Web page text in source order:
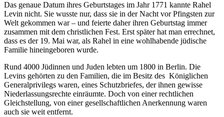
Das genaue Datum ihres Geburtstages im Jahr 1771 kannte Rahel
Levin nicht. Sie wusste nur, dass sie in der Nacht vor Pfingsten zur
Welt gekommen war – und feierte daher ihren Geburtstag immer
zusammen mit dem christlichen Fest. Erst später hat man errechnet,
dass es der 19. Mai war, als Rahel in eine wohlhabende jüdische
Familie hineingeboren wurde.
Rund 4000 Jüdinnen und Juden lebten um 1800 in Berlin. Die
Levins gehörten zu den Familien, die im Besitz des Königlichen
Generalprivilegs waren, eines Schutzbriefes, der ihnen gewisse
Niederlassungsrechte einräumte. Doch von einer rechtlichen
Gleichstellung, von einer gesellschaftlichen Anerkennung waren
auch sie weit entfernt.